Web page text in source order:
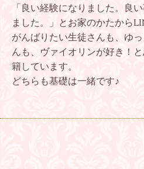
「良い経験になりました。良
ました。」とお家のかたから
がんばりたい生徒さんも、ゆ
んも、ヴァイオリンが好き！
籍しています。
どちらも基礎は一緒です♪